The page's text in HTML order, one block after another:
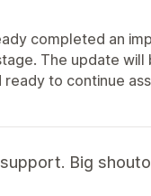
completed an
The update
to continue
Big